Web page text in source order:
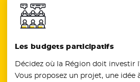
Les budgets participatifs
Décidez où la Région doit investir
Vous proposez un projet, une idée